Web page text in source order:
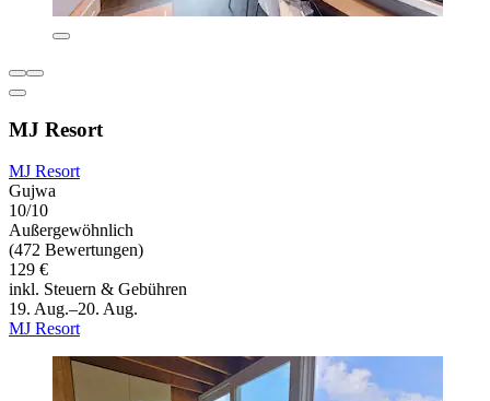
MJ Resort
MJ Resort
Gujwa
10/10
Außergewöhnlich
(472 Bewertungen)
129 €
inkl. Steuern & Gebühren
19. Aug.–20. Aug.
MJ Resort